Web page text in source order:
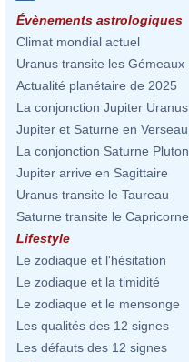
Évènements astrologiques
Climat mondial actuel
Uranus transite les Gémeaux
Actualité planétaire de 2025
La conjonction Jupiter Uranus
Jupiter et Saturne en Verseau
La conjonction Saturne Pluton
Jupiter arrive en Sagittaire
Uranus transite le Taureau
Saturne transite le Capricorne
Lifestyle
Le zodiaque et l'hésitation
Le zodiaque et la timidité
Le zodiaque et le mensonge
Les qualités des 12 signes
Les défauts des 12 signes